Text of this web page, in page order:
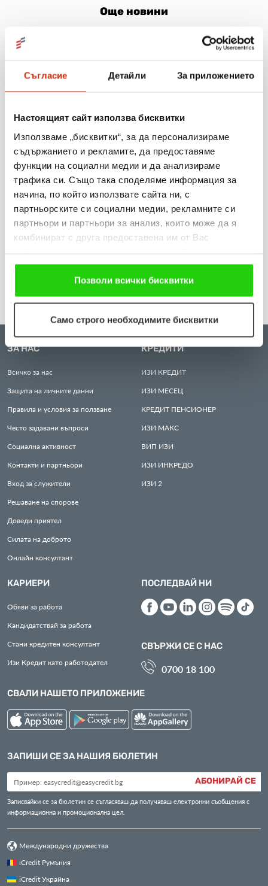
Съгласие Детайли За приложението
Настоящият сайт използва бисквитки
Използваме „бисквитки“, за да персонализираме
съдържанието и рекламите, да предоставяме
функции на социални медии и да анализираме
трафика си. Също така споделяме информация за
начина, по който използвате сайта ни, с
партньорските си социални медии, рекламните си
партньори и партньори за анализ, които може да я
комбинират с друга предоставена им от Вас
ползването от Ваша страна на услугите им. Ако
продължавате да използвате нашия уебсайт, Вие се
съгласявате с нашите "бисквитки".
Позволи всички бисквитки
Само строго необходимите бисквитки
Още новини
Когато мечтите оживяват: 206 детски рисунки, 3
31.07.2026
„Мобилен кабинет за репродуктивно здраве“
посети три населени места в община Разград
ЗА НАС
Всичко за нас
Защита на личните данни
Правила и условия за ползване
Често задавани въпроси
Социална активност
Контакти и партньори
Вход за служители
Решаване на спорове
Доведи приятел
Силата на доброто
Онлайн консултант
КРЕДИТИ
ИЗИ КРЕДИТ
ИЗИ МЕСЕЦ
КРЕДИТ ПЕНСИОНЕР
ИЗИ МАКС
ВИП ИЗИ
ИЗИ ИНКРЕДО
ИЗИ 2
КАРИЕРИ
Обяви за работа
Кандидатствай за работа
Стани кредитен консултант
Изи Кредит като работодател
ПОСЛЕДВАЙ НИ
СВЪРЖИ СЕ С НАС
0700 18 100
СВАЛИ НАШЕТО ПРИЛОЖЕНИЕ
ЗАПИШИ СЕ ЗА НАШИЯ БЮЛЕТИН
АБОНИРАЙ СЕ
Записвайки се за бюлетин се съгласяваш да получаваш електронни съобщения с
информационна и промоционална цел.
Международни дружества
iCredit Румъния
iCredit Украйна